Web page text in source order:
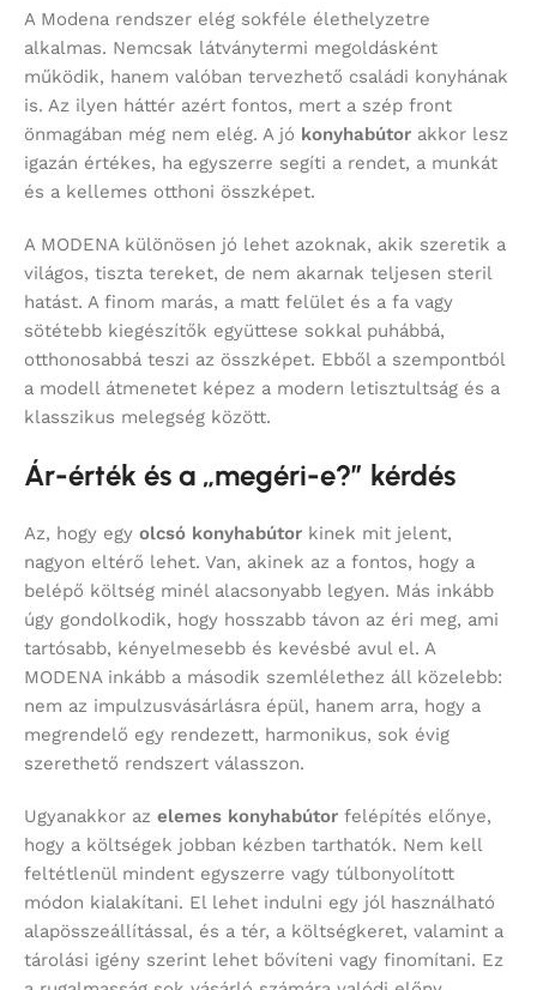
A Modena rendszer elég sokféle élethelyzetre
alkalmas. Nemcsak látványtermi megoldásként
működik, hanem valóban tervezhető családi konyhának
is. Az ilyen háttér azért fontos, mert a szép front
önmagában még nem elég. A jó konyhabútor akkor lesz
igazán értékes, ha egyszerre segíti a rendet, a munkát
és a kellemes otthoni összképet.
A MODENA különösen jó lehet azoknak, akik szeretik a
világos, tiszta tereket, de nem akarnak teljesen steril
hatást. A finom marás, a matt felület és a fa vagy
sötétebb kiegészítők együttese sokkal puhábbá,
otthonosabbá teszi az összképet. Ebből a szempontból
a modell átmenetet képez a modern letisztultság és a
klasszikus melegség között.
Ár-érték és a „megéri-e?” kérdés
Az, hogy egy olcsó konyhabútor kinek mit jelent,
nagyon eltérő lehet. Van, akinek az a fontos, hogy a
belépő költség minél alacsonyabb legyen. Más inkább
úgy gondolkodik, hogy hosszabb távon az éri meg, ami
tartósabb, kényelmesebb és kevésbé avul el. A
MODENA inkább a második szemlélethez áll közelebb:
nem az impulzusvásárlásra épül, hanem arra, hogy a
megrendelő egy rendezett, harmonikus, sok évig
szerethető rendszert válasszon.
Ugyanakkor az elemes konyhabútor felépítés előnye,
hogy a költségek jobban kézben tarthatók. Nem kell
feltétlenül mindent egyszerre vagy túlbonyolított
módon kialakítani. El lehet indulni egy jól használható
alapösszeállítással, és a tér, a költségkeret, valamint a
tárolási igény szerint lehet bővíteni vagy finomítani. Ez